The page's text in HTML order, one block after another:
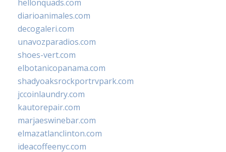
hellonquads.com
diarioanimales.com
decogaleri.com
unavozparadios.com
shoes-vert.com
elbotanicopanama.com
shadyoaksrockportrvpark.com
jccoinlaundry.com
kautorepair.com
marjaeswinebar.com
elmazatlanclinton.com
ideacoffeenyc.com